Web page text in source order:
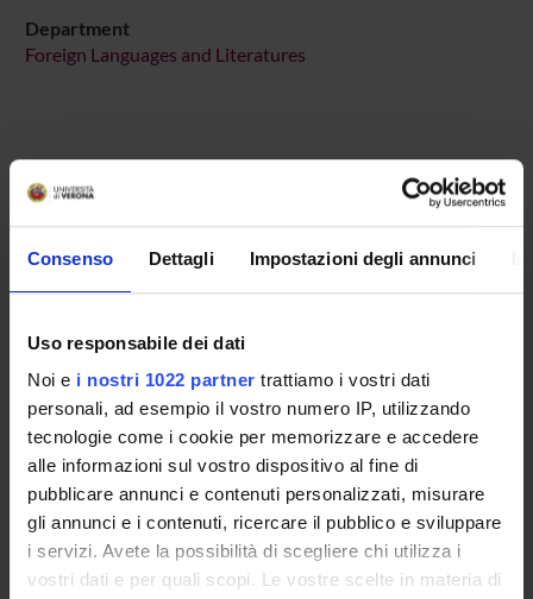
Consenso Dettagli Impostazioni degli annunci
Uso responsabile dei dati
Noi e i nostri 1022 partner trattiamo i vostri dati
personali, ad esempio il vostro numero IP, utilizzando
tecnologie come i cookie per memorizzare e accedere
alle informazioni sul vostro dispositivo al fine di
pubblicare annunci e contenuti personalizzati, misurare
gli annunci e i contenuti, ricercare il pubblico e sviluppare
i servizi. Avete la possibilità di scegliere chi utilizza i
vostri dati e per quali scopi. Le vostre scelte in materia di
Department
Foreign Languages and Literatures
MEMBERS
Valeria Franceschi
Paola Vettorel
RECORDS AND DOCUMENTS
ORGANISATION